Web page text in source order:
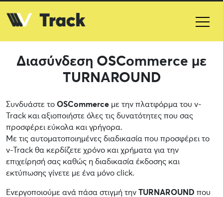
Διασύνδεση OSCommerce με
TURNAROUND
Συνδυάστε το OSCommerce με την πλατφόρμα του v-
Track και αξιοποιήστε όλες τις δυνατότητες που σας
προσφέρει εύκολα και γρήγορα.
Με τις αυτοματοποιημένες διαδικασία που προσφέρει το
v-Track θα κερδίζετε χρόνο και χρήματα για την
επιχείρησή σας καθώς η διαδικασία έκδοσης και
εκτύπωσης γίνετε με ένα μόνο click.
Ενεργοποιούμε ανά πάσα στιγμή την TURNAROUND που